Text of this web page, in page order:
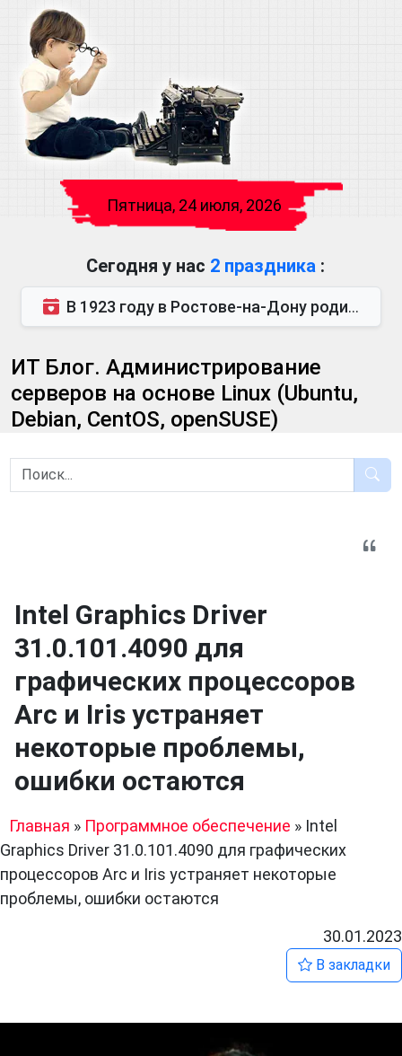
Пятница, 24 июля, 2026
Сегодня у нас 2 праздника :
В 1923 году в Ростове-на-Дону родился Виктор Михайлович Глушков. Под руководством Виктора Михайло...
ИТ Блог. Администрирование
серверов на основе Linux (Ubuntu,
Debian, CentOS, openSUSE)
Intel Graphics Driver
31.0.101.4090 для
графических процессоров
Arc и Iris устраняет
некоторые проблемы,
ошибки остаются
Главная » Программное обеспечение » Intel
Graphics Driver 31.0.101.4090 для графических
процессоров Arc и Iris устраняет некоторые
проблемы, ошибки остаются
30.01.2023
В закладки